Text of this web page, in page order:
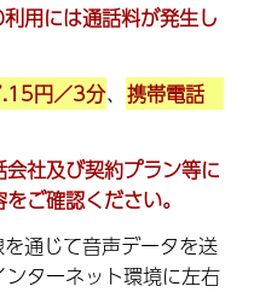
用には通話料が発生し
円／3分、 携帯電話
社及び契約プラン等に
ご確認ください。
通じて音声データを送
ターネット環境に左右